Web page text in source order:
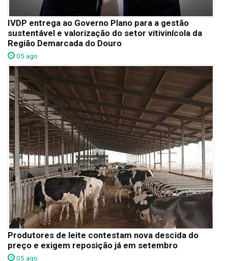
IVDP entrega ao Governo Plano para a gestão
sustentável e valorização do setor vitivinícola da
Região Demarcada do Douro
05 ago
Produtores de leite contestam nova descida do
preço e exigem reposição já em setembro
05 ago